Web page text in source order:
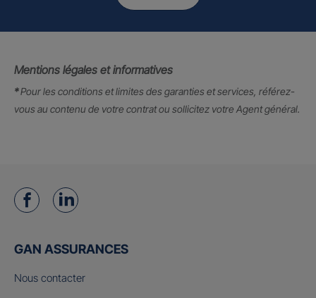
Mentions légales et informatives
*Pour les conditions et limites des garanties et services, référez-
vous au contenu de votre contrat ou sollicitez votre Agent général.
GAN ASSURANCES
Nous contacter